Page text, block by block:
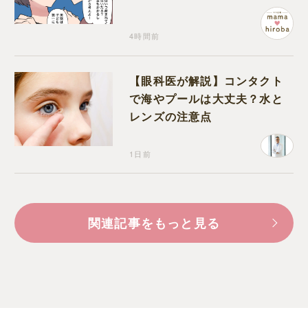
を第一に考えてと流される
4時間前
【眼科医が解説】コンタクト
で海やプールは大丈夫？水と
レンズの注意点
1日前
関連記事をもっと見る